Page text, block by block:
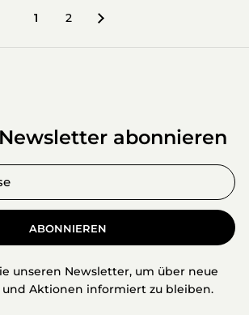
1 2
abonnieren
ABONNIEREN
unseren Newsletter, um über neue
Aktionen informiert zu bleiben.